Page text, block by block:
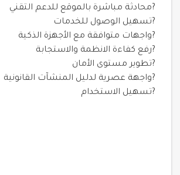
?محادثة مباشرة بالموقع للدعم التقني
?تسهيل الوصول للخدمات
?واجهات متوافقة مع الأجهزة الذكية
?رفع كفاءة الانظمة والاستجابة
?تطوير مستوى الأمان
?واجهة عصرية لدليل المنشآت القانونية
?تسهيل الاستخدام